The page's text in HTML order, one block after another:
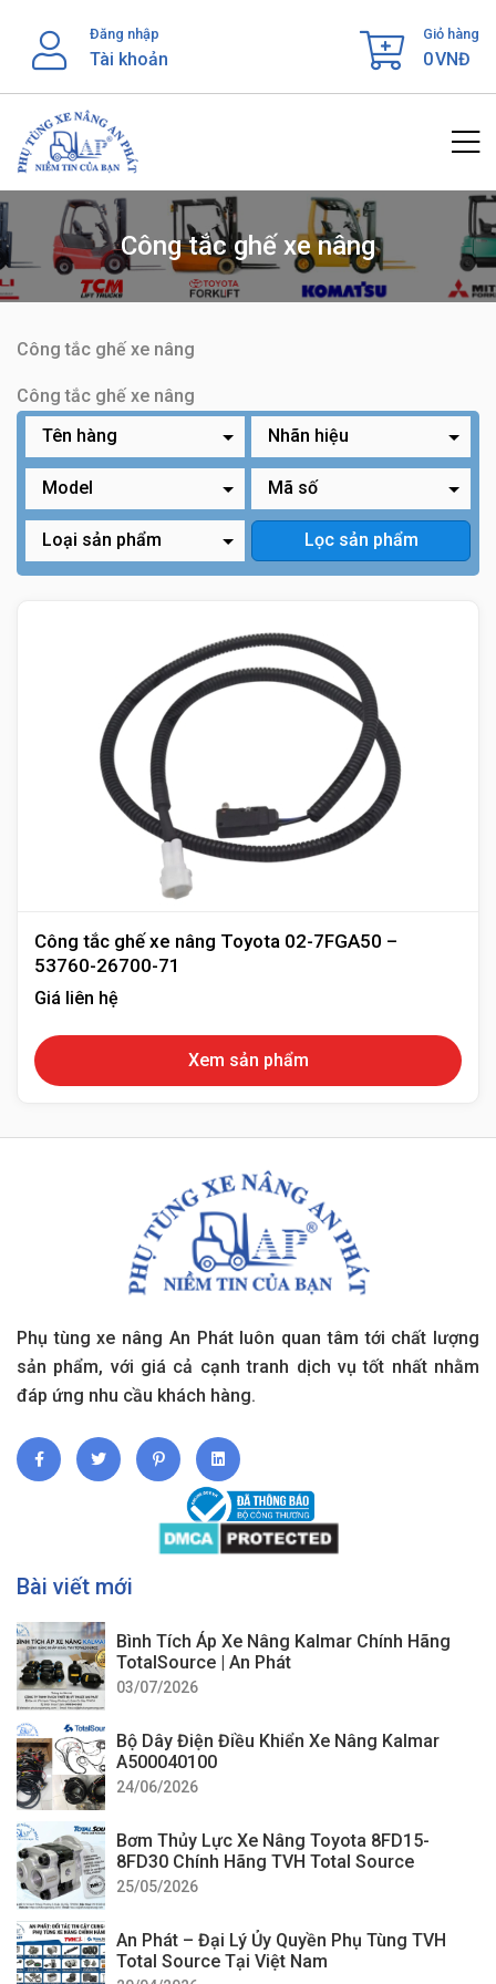
content
Đăng nhập
Tài khoản
Giỏ hàng
0VNĐ
Công tắc ghế xe nâng
Công tắc ghế xe nâng
Công tắc ghế xe nâng
Công tắc ghế xe nâng Toyota 02-7FGA50 –
53760-26700-71
Giá liên hệ
Xem sản phẩm
Phụ tùng xe nâng An Phát luôn quan tâm tới chất lượng
sản phẩm, với giá cả cạnh tranh dịch vụ tốt nhất nhằm
đáp ứng nhu cầu khách hàng.
Bài viết mới
Bình Tích Áp Xe Nâng Kalmar Chính Hãng
TotalSource | An Phát
03/07/2026
Bộ Dây Điện Điều Khiển Xe Nâng Kalmar
A500040100
24/06/2026
Bơm Thủy Lực Xe Nâng Toyota 8FD15-
8FD30 Chính Hãng TVH Total Source
25/05/2026
An Phát – Đại Lý Ủy Quyền Phụ Tùng TVH
Total Source Tại Việt Nam